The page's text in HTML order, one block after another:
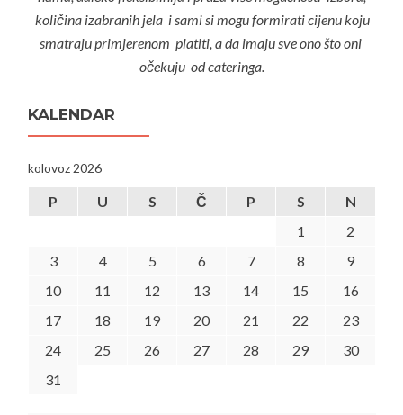
količina izabranih jela i sami si mogu formirati cijenu koju
smatraju primjerenom platiti, a da imaju sve ono što oni
očekuju od cateringa.
KALENDAR
kolovoz 2026
P U S Č P S
N
1
2
3
4 5 6 7 8
9
10
11 12 13 14 15
16
17
18 19 20 21 22
23
24
25 26 27 28 29
30
31